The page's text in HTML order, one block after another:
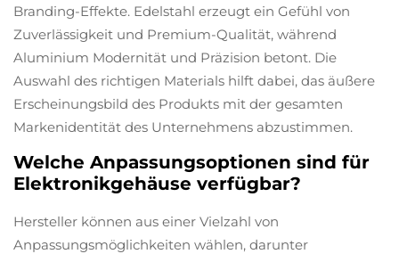
Branding-Effekte. Edelstahl erzeugt ein Gefühl von
Zuverlässigkeit und Premium-Qualität, während
Aluminium Modernität und Präzision betont. Die
Auswahl des richtigen Materials hilft dabei, das äußere
Erscheinungsbild des Produkts mit der gesamten
Markenidentität des Unternehmens abzustimmen.
Welche Anpassungsoptionen sind für
Elektronikgehäuse verfügbar?
Hersteller können aus einer Vielzahl von
Anpassungsmöglichkeiten wählen, darunter